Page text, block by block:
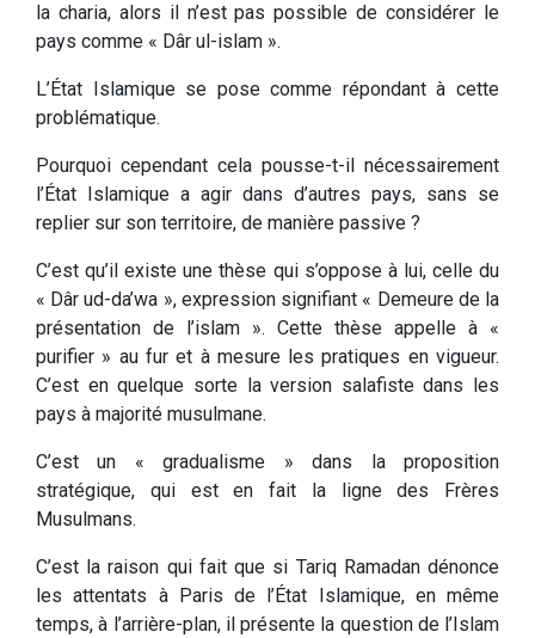
la charia, alors il n’est pas possible de considérer le
pays comme « Dâr ul-islam ».
L’État Islamique se pose comme répondant à cette
problématique.
Pourquoi cependant cela pousse-t-il nécessairement
l’État Islamique a agir dans d’autres pays, sans se
replier sur son territoire, de manière passive ?
C’est qu’il existe une thèse qui s’oppose à lui, celle du
« Dâr ud-da’wa », expression signifiant « Demeure de la
présentation de l’islam ». Cette thèse appelle à «
purifier » au fur et à mesure les pratiques en vigueur.
C’est en quelque sorte la version salafiste dans les
pays à majorité musulmane.
C’est un « gradualisme » dans la proposition
stratégique, qui est en fait la ligne des Frères
Musulmans.
C’est la raison qui fait que si Tariq Ramadan dénonce
les attentats à Paris de l’État Islamique, en même
temps, à l’arrière-plan, il présente la question de l’Islam